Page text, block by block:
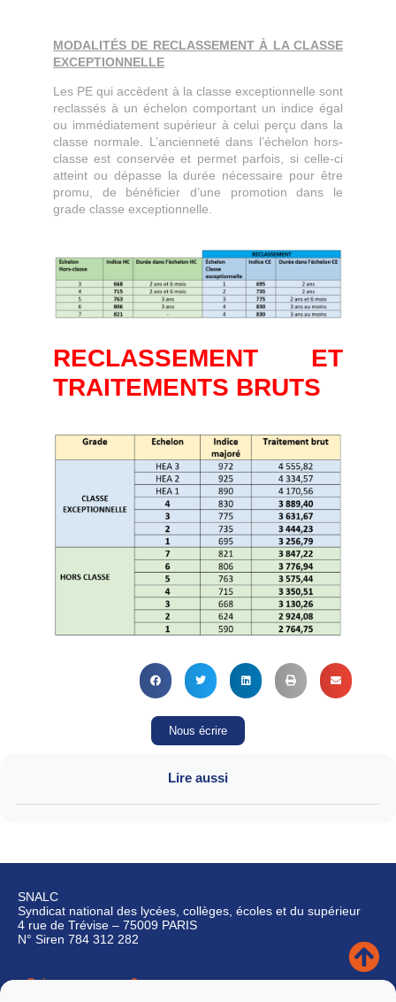
MODALITÉS DE RECLASSEMENT À LA CLASSE
EXCEPTIONNELLE
Les PE qui accèdent à la classe exceptionnelle sont
reclassés à un échelon comportant un indice égal
ou immédiatement supérieur à celui perçu dans la
classe normale. L’ancienneté dans l’échelon hors-
classe est conservée et permet parfois, si celle-ci
atteint ou dépasse la durée nécessaire pour être
promu, de bénéficier d’une promotion dans le
grade classe exceptionnelle.
RECLASSEMENT ET
TRAITEMENTS BRUTS
Nous écrire
Lire aussi
SNALC
Syndicat national des lycées, collèges, écoles et du supérieur
4 rue de Trévise – 75009 PARIS
N° Siren 784 312 282
Qui sommes-nous ?